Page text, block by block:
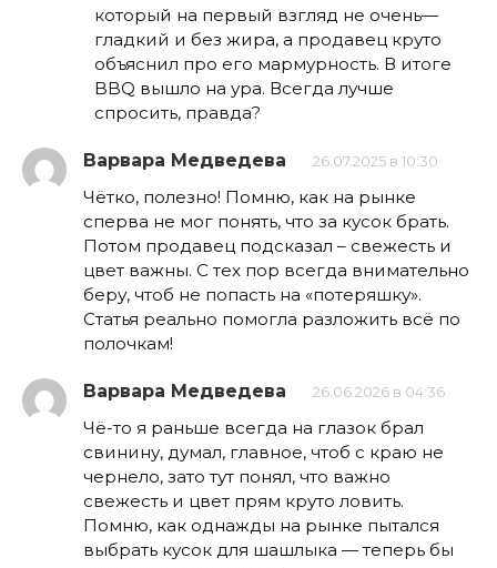
который на первый взгляд не очень—
гладкий и без жира, а продавец круто
объяснил про его мармурность. В итоге
BBQ вышло на ура. Всегда лучше
спросить, правда?
Варвара Медведева 26.07.2025 в 10:30
Чётко, полезно! Помню, как на рынке
сперва не мог понять, что за кусок брать.
Потом продавец подсказал – свежесть и
цвет важны. С тех пор всегда внимательно
беру, чтоб не попасть на «потеряшку».
Статья реально помогла разложить всё по
полочкам!
Варвара Медведева 26.06.2026 в 04:36
Чё-то я раньше всегда на глазок брал
свинину, думал, главное, чтоб с краю не
чернело, зато тут понял, что важно
свежесть и цвет прям круто ловить.
Помню, как однажды на рынке пытался
выбрать кусок для шашлыка — теперь бы